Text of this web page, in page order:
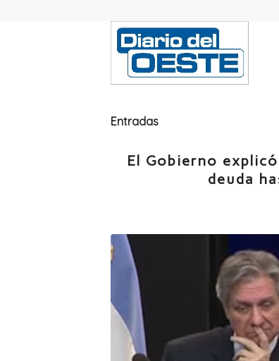
Entradas
El Gobierno
deuda